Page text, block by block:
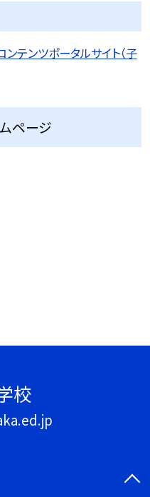
テンツポータルサイト（子
ページ
校